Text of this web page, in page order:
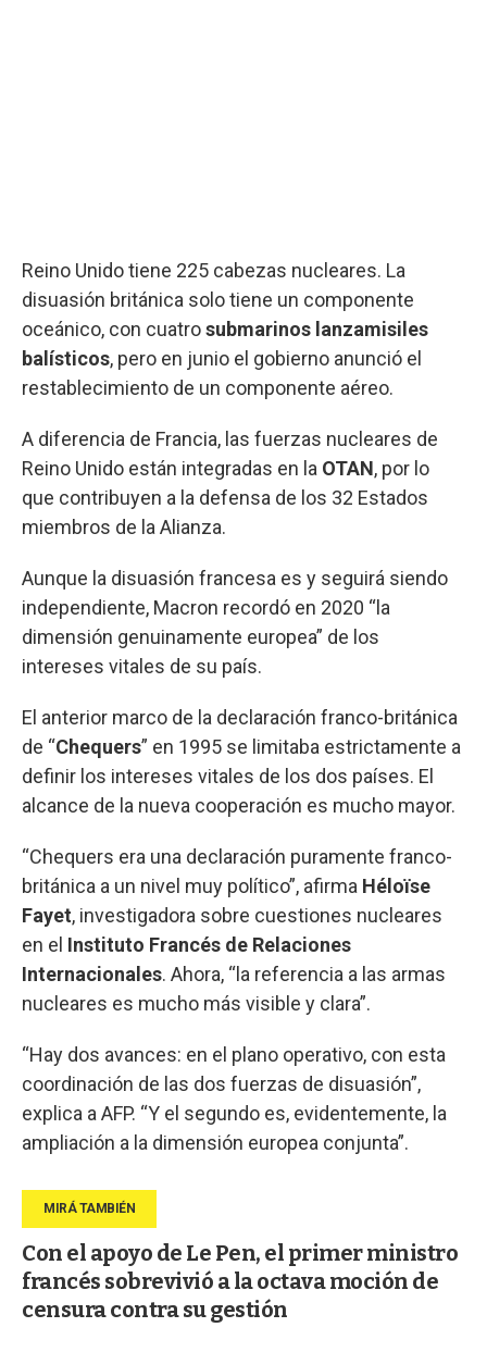
Reino Unido tiene 225 cabezas nucleares. La
disuasión británica solo tiene un componente
oceánico, con cuatrosubmarinos lanzamisiles
balísticos, pero en junio el gobierno anunció el
restablecimiento de un componente aéreo.
A diferencia de Francia, las fuerzas nucleares de
Reino Unido están integradas en la OTAN, por lo
que contribuyen a la defensa de los 32 Estados
miembros de la Alianza.
Aunque la disuasión francesa es y seguirá siendo
independiente, Macron recordó en 2020 “la
dimensión genuinamente europea” de los
intereses vitales de su país.
El anterior marco de la declaración franco-británica
de “Chequers” en 1995 se limitaba estrictamente a
definir los intereses vitales de los dos países. El
alcance de la nueva cooperación es mucho mayor.
“Chequers era una declaración puramente franco-
británica a un nivel muy político”, afirma Héloïse
Fayet, investigadora sobre cuestiones nucleares
en el Instituto Francés de Relaciones
Internacionales. Ahora, “la referencia a las armas
nucleares es mucho más visible y clara”.
“Hay dos avances: en el plano operativo, con esta
coordinación de las dos fuerzas de disuasión”,
explica a AFP. “Y el segundo es, evidentemente, la
ampliación a la dimensión europea conjunta”.
Con el apoyo de Le Pen, el primer ministro
francés sobrevivió a la octava moción de
censura contra su gestión